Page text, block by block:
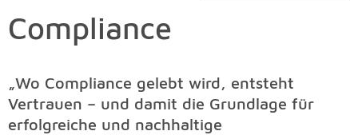
Compliance
„Wo Compliance gelebt wird, entsteht
Vertrauen – und damit die Grundlage für
erfolgreiche und nachhaltige